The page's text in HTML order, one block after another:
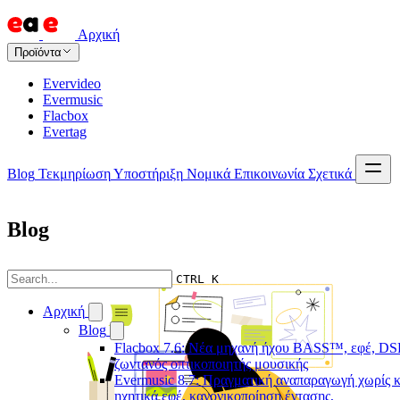
Αρχική
Προϊόντα
Evervideo
Evermusic
Flacbox
Evertag
Blog ΤεκμηρίωσηΥποστήριξη Νομικά Επικοινωνία Σχετικά
CTRL K
Αρχική
Blog
Flacbox 7.6: Νέα μηχανή ήχου BASS™, εφέ,
ζωντανός οπτικοποιητής μουσικής
Evermusic 8.7: Πραγματική αναπαραγωγή χωρίς
ηχητικά εφέ, κανονικοποίηση έντασης,
Blog